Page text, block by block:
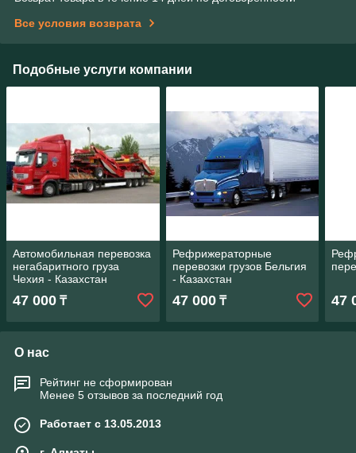
Все условия возврата
Подобные услуги компании
Автомобильная перевозка
негабаритного груза
Чехия - Казахстан
47 000 ₸
Рефрижераторные
перевозки грузов Бельгия
- Казахстан
47 000₸ 47
О нас
Рейтинг не сформирован
Менее 5 отзывов за последний год
Работает с 13.05.2013